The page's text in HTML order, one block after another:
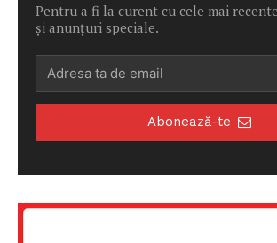
Pentru a fi la curent cu cele mai
și anunțuri speciale.
Abonează-te